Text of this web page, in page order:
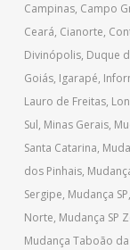
Campinas, Campo
Ceará, Cianorte,
Divinópolis, Duque
Goiás, Igarapé,
Lauro de Freitas,
Sul, Minas Gerais,
Santa Catarina,
dos Pinhais,
Sergipe, Mudança SP,
Norte, Mudança SP
Mudança Taboão